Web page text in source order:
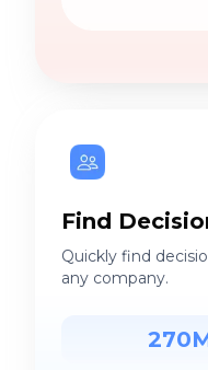
Find
Quickly find
any company.